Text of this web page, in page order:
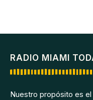
RADIO MIAMI
Nuestro propósito es